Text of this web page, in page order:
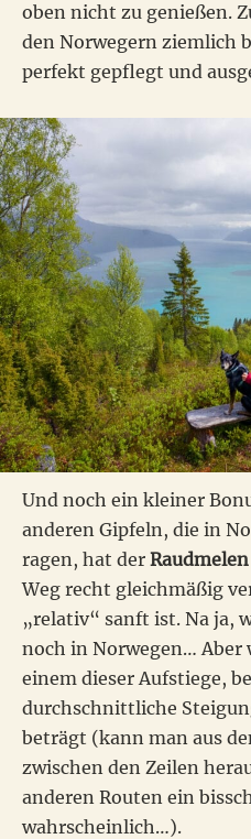
oben nicht zu genießen.
den Norwegern ziemlich
perfekt gepflegt und
Und noch ein kleiner
anderen Gipfeln, die in
ragen, hat der Raudmelen
Weg recht gleichmäßig
„relativ“ sanft ist. Na ja,
noch in Norwegen…
einem dieser Aufstiege,
durchschnittliche
beträgt (kann man aus
zwischen den Zeilen
anderen Routen ein
wahrscheinlich…).